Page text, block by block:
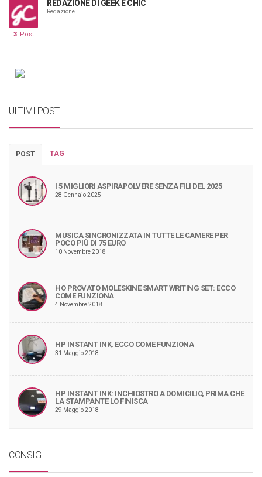
REDAZIONE DI GEEK È CHIC
Redazione
3 Post
ULTIMI POST
POST TAG
I 5 MIGLIORI ASPIRAPOLVERE SENZA FILI DEL 2025
28 Gennaio 2025
MUSICA SINCRONIZZATA IN TUTTE LE CAMERE PER
POCO PIÙ DI 75 EURO
10 Novembre 2018
HO PROVATO MOLESKINE SMART WRITING SET: ECCO
COME FUNZIONA
4 Novembre 2018
HP INSTANT INK, ECCO COME FUNZIONA
31 Maggio 2018
HP INSTANT INK: INCHIOSTRO A DOMICILIO, PRIMA CHE
LA STAMPANTE LO FINISCA
29 Maggio 2018
CONSIGLI